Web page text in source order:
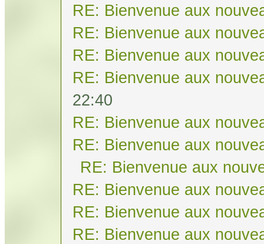
RE: Bienvenue aux
RE: Bienvenue aux
RE: Bienvenue aux
RE: Bienvenue aux
22:40
RE: Bienvenue aux
RE: Bienvenue aux
RE: Bienvenue aux
RE: Bienvenue aux
RE: Bienvenue aux
RE: Bienvenue aux